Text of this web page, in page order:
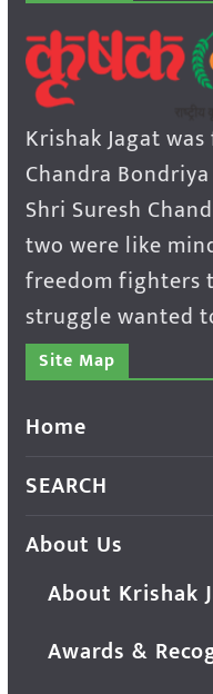
Krishak Jagat
Chandra
Shri Suresh
two were like
freedom fighters
struggle wanted
Site Map
Home
SEARCH
About Us
About Krishak
Awards &